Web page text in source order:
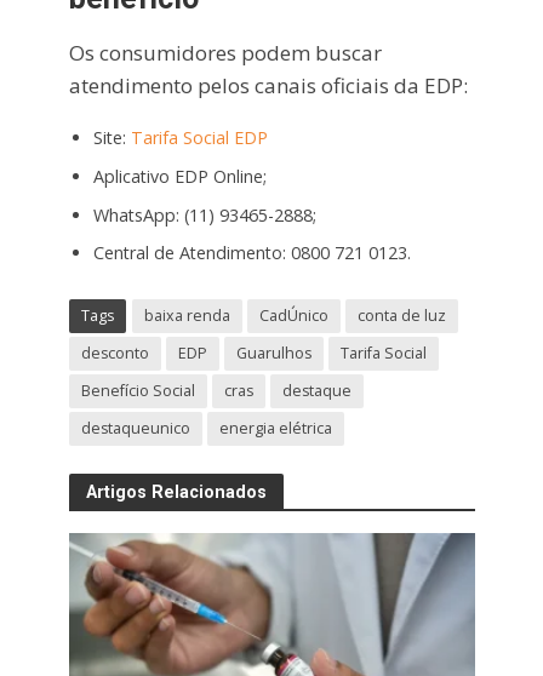
Os consumidores podem buscar
atendimento pelos canais oficiais da EDP:
Site: Tarifa Social EDP
Aplicativo EDP Online;
WhatsApp: (11) 93465-2888;
Central de Atendimento: 0800 721 0123.
Tags baixa renda CadÚnico
conta de luz
desconto
EDP Guarulhos
Tarifa Social
Benefício Social
cras
destaque
destaqueunico
energia elétrica
Artigos Relacionados